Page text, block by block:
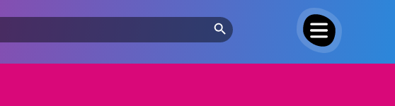
Search Button